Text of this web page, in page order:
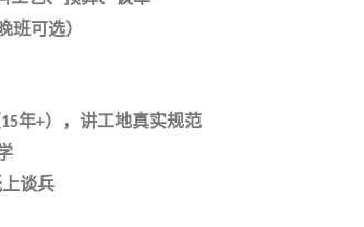
晚班可选）
15年+），讲工地真实规范
谈兵